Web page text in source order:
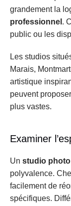
grandement la
professionnel .
public ou les
Les studios
Marais,
artistique
peuvent
plus vastes.
Examiner
Un studio photo
polyvalence.
facilement de
spécifiques.